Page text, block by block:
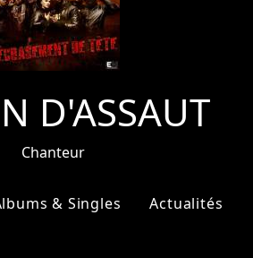
D'ASSAUT
Chanteur
& Singles Actualités